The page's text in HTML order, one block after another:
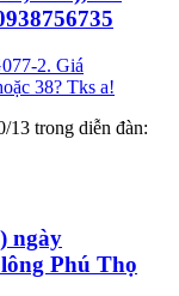
2. Giá
38? Tks a!
13 trong diễn đàn:
ngày
Phú Thọ